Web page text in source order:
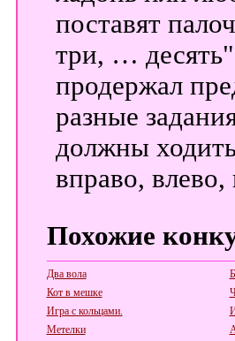
поставят
три, …
продержал
разные
должны
вправо, влево,
Похожие
Два вола
Кот в мешке
Игра с кольцами.
Метелки